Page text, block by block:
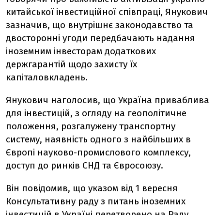
китайської інвестиційної співпраці, Янукович
зазначив, що внутрішнє законодавство та
двосторонні угоди передбачають надання
іноземним інвесторам додаткових
держгарантій щодо захисту їх
капіталовкладень.
Янукович наголосив, що Україна приваблива
для інвестицій, з огляду на геополітичне
положення, розгалужену транспортну
систему, наявність одного з найбільших в
Європі науково-промислового комплексу,
доступ до ринків СНД та Євросоюзу.
Він повідомив, що указом від 1 вересня
Консультативну раду з питань іноземних